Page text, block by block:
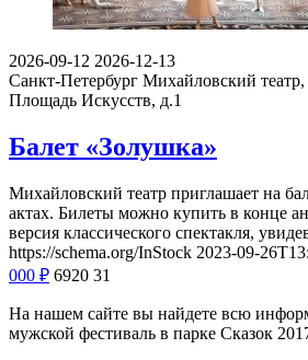
2026-09-12 2026-12-13
Санкт-Петербург Михайловский театр,
Площадь Искусств, д.1
Балет «Золушка»
Михайловский театр приглашает на
актах. Билеты можно купить в конце
версия классического спектакля,
https://schema.org/InStock 2023-09-
000 ₽ 6920 31
На нашем сайте вы найдете всю
мужской фестиваль в парке Сказок